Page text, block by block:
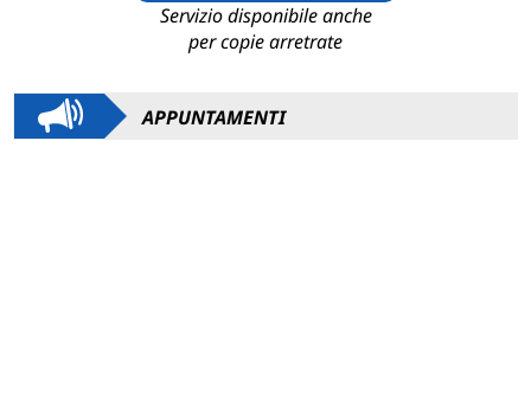
Servizio disponibile anche
per copie arretrate
APPUNTAMENTI